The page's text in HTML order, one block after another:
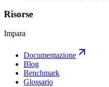
Risorse
Impara
Documentazione
Blog
Benchmark
Glossario